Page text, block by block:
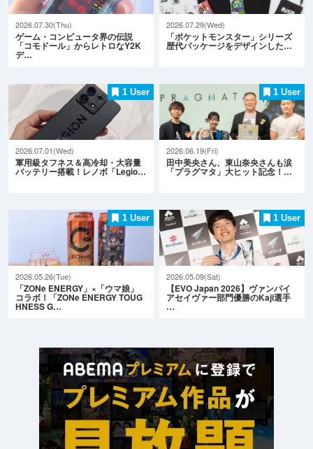
2026.07.30(Thu)
ゲーム・コンピュータ界の伝説
「コモドール」からレトロなY2K
デ…
2026.07.29(Wed)
「ポケットモンスター」シリーズ
歴代パッケージをデザインした…
1 User
2026.07.01(Wed)
軍用級タフネス＆高冷却・大容量
バッテリー搭載！レノボ「Legio…
1 User
2026.06.19(Fri)
田中美央さん、東山奈央さんも涙
「プラグマタ」大ヒット記念！…
1 User
2026.05.26(Tue)
「ZONe ENERGY」×「ウマ娘」
コラボ！「ZONe ENERGY TOUG
HNESS G…
1 User
2026.05.09(Sat)
【EVO Japan 2026】ヴァンパイ
アセイヴァー部門優勝のKaji選手
…